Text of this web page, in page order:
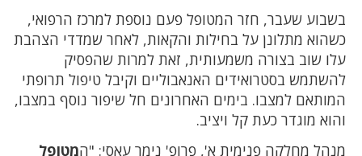
בשבוע שעבר, חזר המטופל פעם נוספת למרכז הרפואי,
כשהוא מתלונן על בחילות והקאות, לאחר שמדדי הצהבת
עלו שוב בצורה משמעותית, זאת למרות שהפסיק
להשתמש בסטרואידים האנאבוליים וקיבל טיפול תרופתי
המותאם למצבו. בימים האחרונים חל שיפור נוסף במצבו,
והוא מוגדר כעת קל ויציב.
מנהל מחלקה פנימית א', פרופ' נימר עאסי: "המטופל